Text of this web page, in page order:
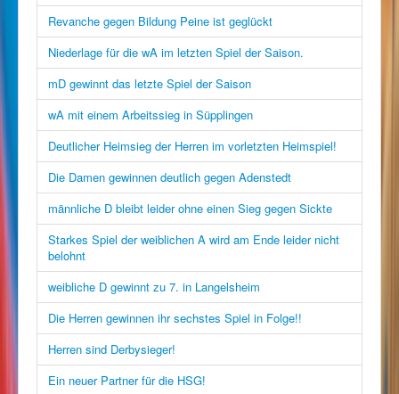
Revanche gegen Bildung Peine ist geglückt
Niederlage für die wA im letzten Spiel der Saison.
mD gewinnt das letzte Spiel der Saison
wA mit einem Arbeitssieg in Süpplingen
Deutlicher Heimsieg der Herren im vorletzten Heimspiel!
Die Damen gewinnen deutlich gegen Adenstedt
männliche D bleibt leider ohne einen Sieg gegen Sickte
Starkes Spiel der weiblichen A wird am Ende leider nicht
belohnt
weibliche D gewinnt zu 7. in Langelsheim
Die Herren gewinnen ihr sechstes Spiel in Folge!!
Herren sind Derbysieger!
Ein neuer Partner für die HSG!